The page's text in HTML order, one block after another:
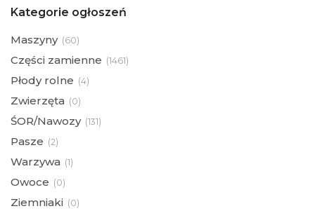
Kategorie ogłoszeń
Maszyny (60)
Części zamienne (1461)
Płody rolne (4)
Zwierzęta (0)
ŚOR/Nawozy (131)
Pasze (2)
Warzywa (1)
Owoce (0)
Ziemniaki (0)